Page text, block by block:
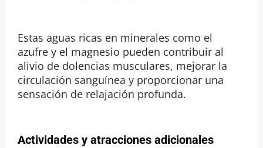
Estas aguas ricas en minerales como el
azufre y el magnesio pueden contribuir al
alivio de dolencias musculares, mejorar la
circulación sanguínea y proporcionar una
sensación de relajación profunda.
Actividades y atracciones adicionales